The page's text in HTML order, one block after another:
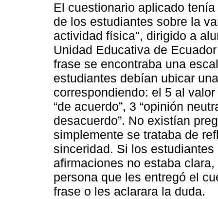
El cuestionario aplicado
de los estudiantes sobre la
actividad física", dirigido a
Unidad Educativa de
frase se encontraba una
estudiantes debían ubicar
correspondiendo: el 5 al
“de acuerdo”, 3 “opinión
desacuerdo”. No existían
simplemente se trataba de
sinceridad. Si los
afirmaciones no estaba
persona que les entregó el
frase o les aclarara la duda.